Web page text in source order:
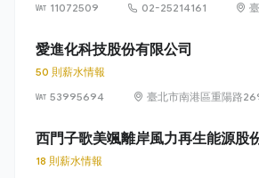
11072509
02-25214161
愛進化科技股份有限公司
50 則薪水情報
53995694
臺北市南港區重陽路
西門子歌美颯離岸風力再生能源股
18 則薪水情報